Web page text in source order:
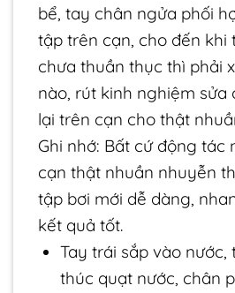
bể, tay chân ngửa phối
tập trên cạn, cho đến khi
chưa thuần thục thì phải
nào, rút kinh nghiệm sửa
lại trên cạn cho thật
Ghi nhớ: Bất cứ động tác
cạn thật nhuần nhuyễn
tập bơi mới dễ dàng,
kết quả tốt.
Tay trái sắp vào nước,
thúc quạt nước, chân